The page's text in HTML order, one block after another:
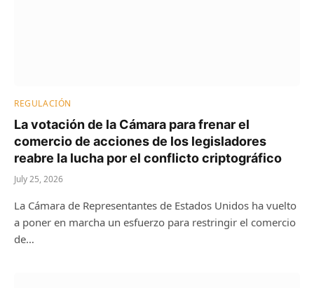
REGULACIÓN
La votación de la Cámara para frenar el
comercio de acciones de los legisladores
reabre la lucha por el conflicto criptográfico
July 25, 2026
La Cámara de Representantes de Estados Unidos ha vuelto
a poner en marcha un esfuerzo para restringir el comercio
de…